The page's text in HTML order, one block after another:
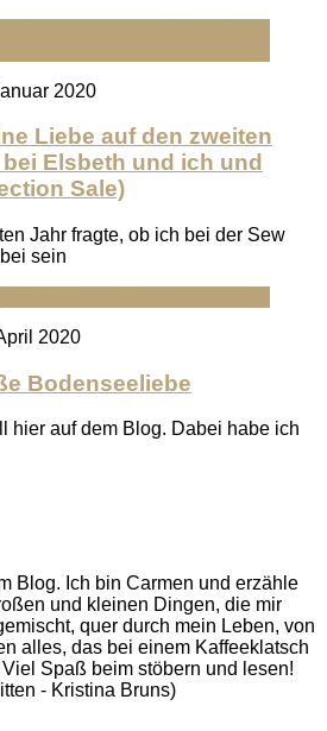
2020
Liebe auf den zweiten
Elsbeth und ich und
Sale)
Jahr fragte, ob ich bei der Sew
sein
2020
Bodenseeliebe
hier auf dem Blog. Dabei habe ich
Blog. Ich bin Carmen und erzähle
und kleinen Dingen, die mir
quer durch mein Leben, von
alles, das bei einem Kaffeeklatsch
Spaß beim stöbern und lesen!
- Kristina Bruns)